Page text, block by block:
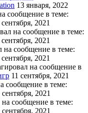
13 января, 2022
сообщение в теме:
сентября, 2021
на сообщение в теме:
сентября, 2021
на сообщение в теме:
сентября, 2021
на сообщение в
11 сентября, 2021
сообщение в теме:
сентября, 2021
сообщение в теме:
сентября, 2021